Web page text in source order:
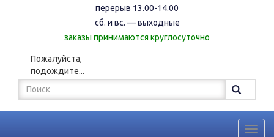
перерыв 13.00-14.00
сб. и вс. — выходные
заказы принимаются круглосуточно
Пожалуйста,
подождите...
Форма
поиска
Поиск